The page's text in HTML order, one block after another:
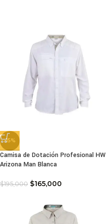
-15%
Camisa de Dotación Profesional HW
Arizona Man Blanca
$195,000 $165,000